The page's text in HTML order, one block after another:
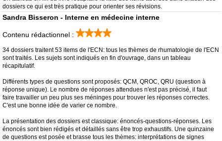
dossiers ce qui est très pratique pour orienter ses révisions.
Sandra Bisseron - Interne en médecine interne
Contenu rédactionnel :
34 dossiers traitent 53 items de l'ECN: tous les thèmes de rhumatologie de l'ECN
sont traités. Les sujets sont indiqués en fin d'ouvrage, dans un tableau
récapitulatif.
Différents types de questions sont proposés: QCM, QROC, QRU (question à
réponse unique). Le nombre de réponses attendues n'est pas précisé, il faut
faire travailler un peu plus ses méninges pour trouver les réponses correctes.
C'est une bonne idée de varier ce nombre.
La présentation des dossiers est classique: énoncés-questions-réponses. Les
énoncés sont bien rédigés et détaillés sans être trop exhaustifs. Une quinzaine
de questions est posée et brasse tous les thèmes: interprétations de signes